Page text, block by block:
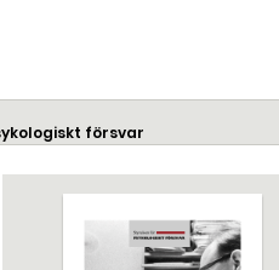
försvar